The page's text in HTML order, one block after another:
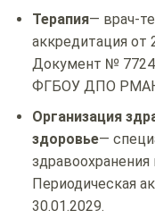
Терапия— врач-
аккредитация от
Документ № 7724
ФГБОУ ДПО
Организация
здоровье—
Периодическая
30.01.2029.